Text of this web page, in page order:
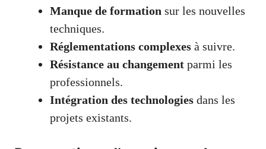
Manque de formation sur les nouvelles
techniques.
Réglementations complexes à suivre.
Résistance au changement parmi les
professionnels.
Intégration des technologies dans les
projets existants.